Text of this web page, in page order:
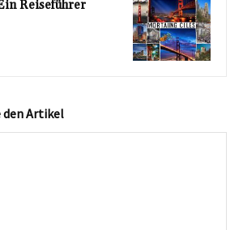
Reiseführer
den Artikel